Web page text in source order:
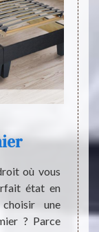
où vous
état en
une
? Parce
Les